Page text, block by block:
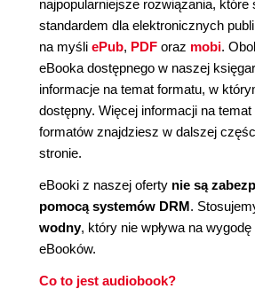
najpopularniejsze rozwiązania, które
standardem dla elektronicznych
na myśli ePub, PDF oraz mobi.
eBooka dostępnego w naszej
informacje na temat formatu, w
dostępny. Więcej informacji na
formatów znajdziesz w dalszej
stronie.
eBooki z naszej oferty nie są
pomocą systemów DRM.
wodny, który nie wpływa na
eBooków.
Co to jest audiobook?